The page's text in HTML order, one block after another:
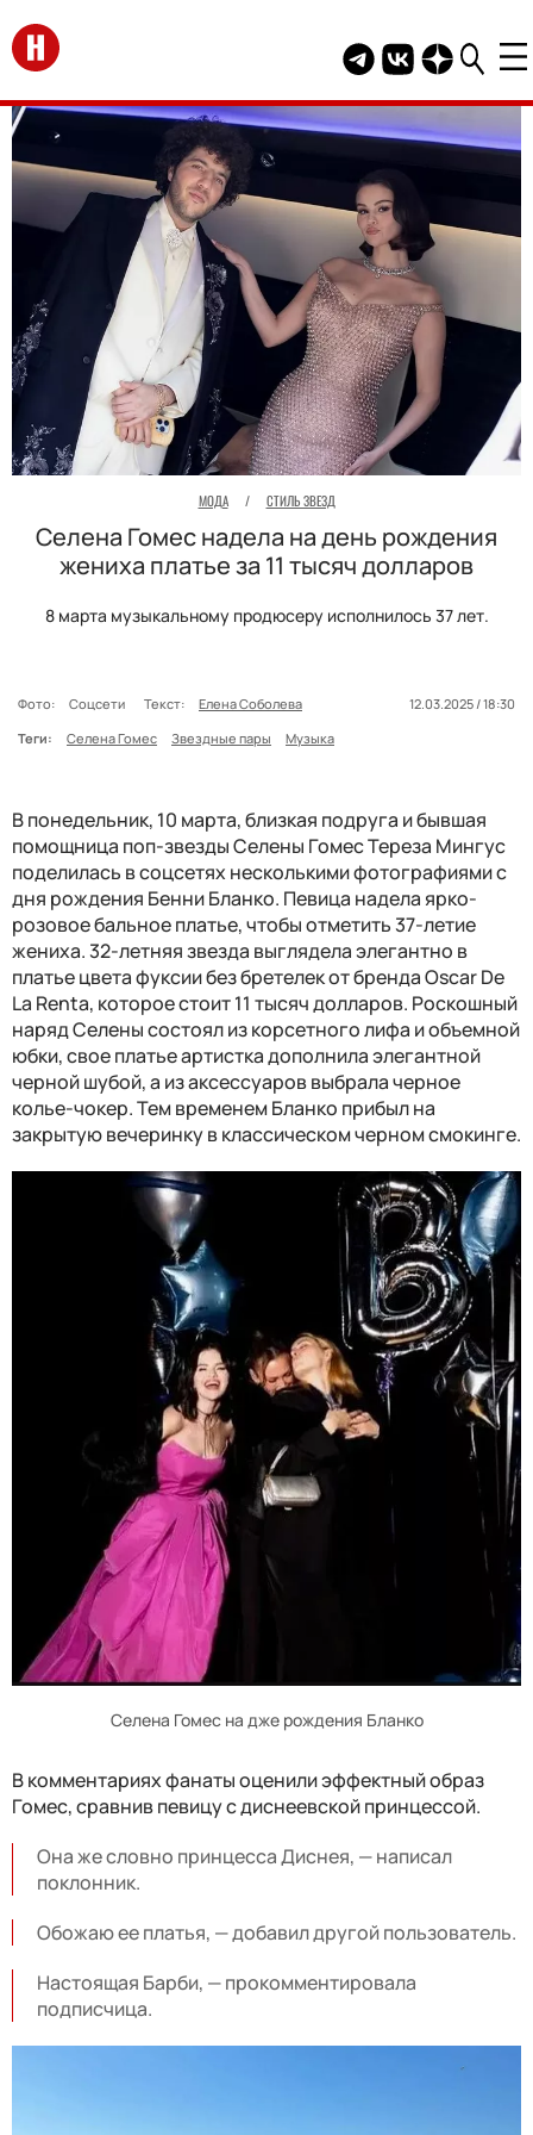
Перейти на главную
Telegram канал
Группа HELLO
Канал
МОДА / СТИЛЬ ЗВЕЗД
Селена Гомес надела на день рождения
жениха платье за 11 тысяч долларов
8 марта музыкальному продюсеру исполнилось 37 лет.
Фото: Соцсети Текст: Елена Соболева
12.03.2025 / 18:30
Теги:
Селена Гомес Звездные пары Музыка
В понедельник, 10 марта, близкая подруга и бывшая
помощница поп-звезды Селены Гомес Тереза ​​Мингус
поделилась в соцсетях несколькими фотографиями с
дня рождения Бенни Бланко. Певица надела ярко-
розовое бальное платье, чтобы отметить 37-летие
жениха. 32-летняя звезда выглядела элегантно в
платье цвета фуксии без бретелек от бренда Oscar De
La Renta, которое стоит 11 тысяч долларов. Роскошный
наряд Селены состоял из корсетного лифа и объемной
юбки, свое платье артистка дополнила элегантной
черной шубой, а из аксессуаров выбрала черное
колье-чокер. Тем временем Бланко прибыл на
закрытую вечеринку в классическом черном смокинге.
Селена Гомес на дже рождения Бланко
В комментариях фанаты оценили эффектный образ
Гомес, сравнив певицу с диснеевской принцессой.
Она же словно принцесса Диснея, — написал
поклонник.
Обожаю ее платья, — добавил другой пользователь.
Настоящая Барби, — прокомментировала
подписчица.